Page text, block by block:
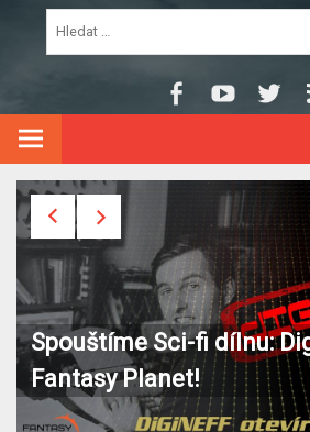
Spouštíme Sci-fi dílnu:
Fantasy Planet!